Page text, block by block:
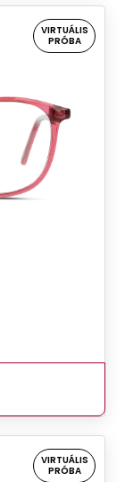
VIRTUÁLIS
PRÓBA
VIRTUÁLIS
PRÓBA